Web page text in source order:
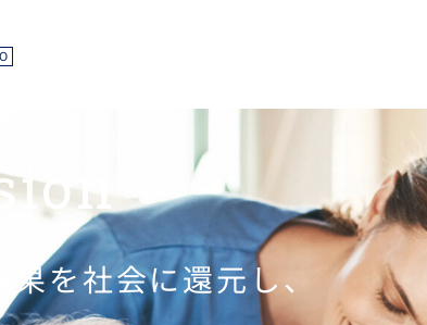
を社会に還元し、